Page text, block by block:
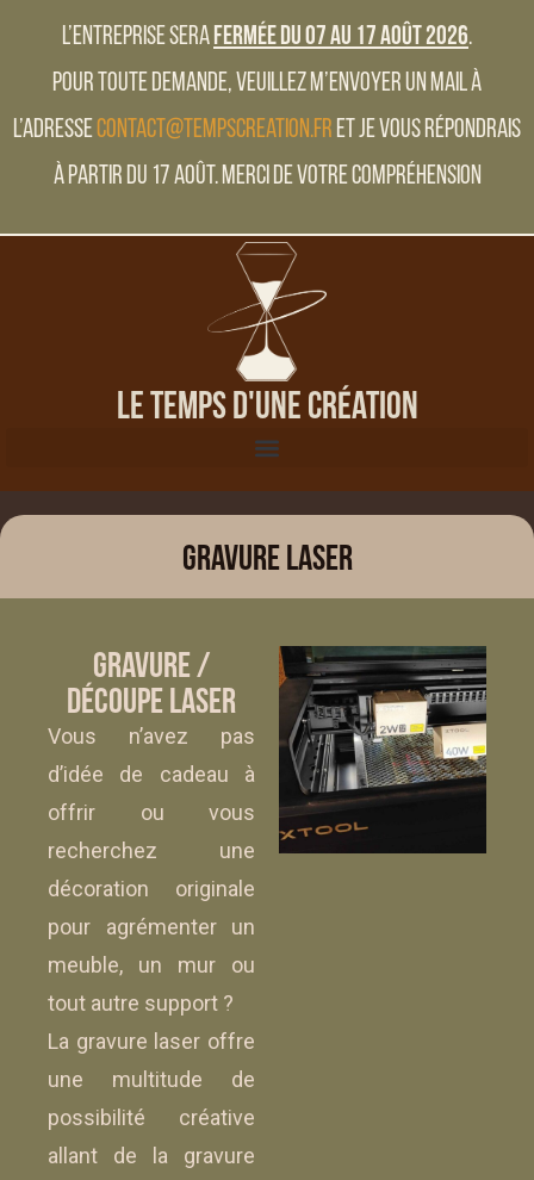
L’entreprise serafermée du 07 au 17 Août 2026.
Pour toute demande, veuillez m’envoyer un mail à
l’adressecontact@tempscreation.fr et je vous répondrais
à partir du 17 Août. Merci de votre compréhension
Le Temps d'une Création
Gravure laser
gravure /
découpe laser
Vous n’avez pas
d’idée de cadeau à
offrir ou vous
recherchez une
décoration originale
pour agrémenter un
meuble, un mur ou
tout autre support ?
La gravure laser offre
une multitude de
possibilité créative
allant de la gravure